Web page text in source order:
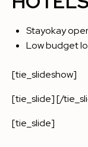
Stayokay
Low budget
[tie_slideshow]
[tie_slide] [/
[tie_slide]